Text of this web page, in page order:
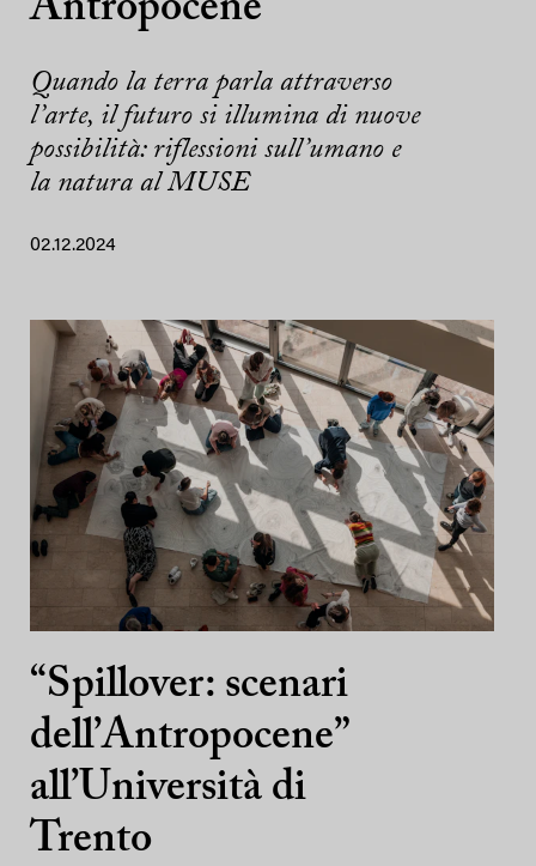
Antropocene
Quando la terra parla attraverso
l’arte, il futuro si illumina di nuove
possibilità: riflessioni sull’umano e
la natura al MUSE
02.12.2024
“Spillover: scenari
dell’Antropocene”
all’Università di
Trento